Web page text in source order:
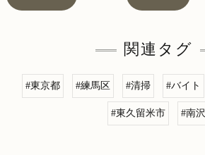
関連タグ
#東京都 #練馬区 #清掃 #バイト
#東久留米市 #南沢